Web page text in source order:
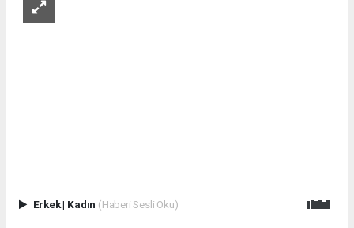
Erkek| Kadın (Haberi Sesli Oku)